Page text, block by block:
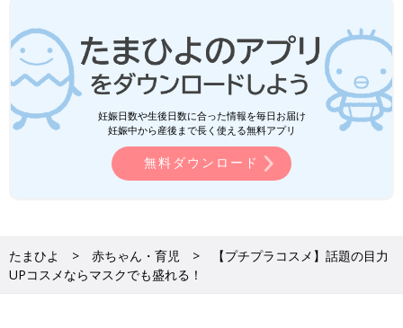
妊娠日数や生後日数に合った情報を毎日お届け
妊娠中から産後まで長く使える無料アプリ
無料ダウンロード
たまひよ 赤ちゃん・育児
【プチプラコスメ】話題の目力
UPコスメならマスクでも盛れる！